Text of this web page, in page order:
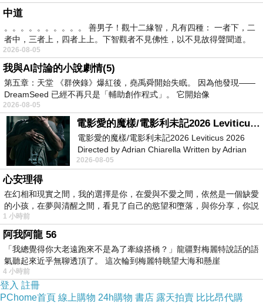
上一篇：
下一篇：不依不饒的貓
中道
。。。。。。。。。。 善男子！觀十二緣智，凡有四種： 一者下，二
者中，三者上，四者上上。下智觀者不見佛性，以不見故得聲聞道。
2026-08-05
我與AI討論的小說劇情(5)
第五章：天堂 《群俠錄》爆紅後，堯禹舜開始失眠。 因為他發現——
DreamSeed 已經不再只是「輔助創作程式」。 它開始像
2026-08-05
電影愛的魔樣/電影利未記2026 Leviticus 2026
電影愛的魔樣/電影利未記2026 Leviticus 2026
Directed by Adrian Chiarella Written by Adrian
Chiarella Starring Joe Bird
2026-08-05
心安理得
在幻相和現實之間，我的選擇是你，在愛與不愛之間，依然是一個缺愛
的小孩，在夢與清醒之間，看見了自己的慾望和墮落，與你分享，你説
1 小時前
阿我阿龍 56
「我總覺得你大老遠跑來不是為了牽線搭橋？」龍疆對梅麗特說話的語
氣聽起來近乎無聊透頂了。 這次輪到梅麗特眺望大海和懸崖
4 小時前
登入 註冊
PChome首頁 線上購物 24h購物 書店 露天拍賣 比比昂代購